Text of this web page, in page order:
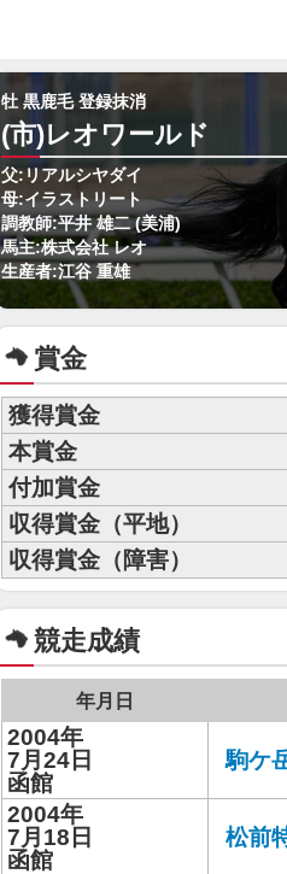
牡 黒鹿毛 登録抹消
(市)レオワールド
父:リアルシヤダイ
母:イラストリート
調教師:平井 雄二 (美浦)
馬主:株式会社 レオ
生産者:江谷 重雄
賞金
獲得賞金
本賞金
付加賞金
収得賞金（平地）
収得賞金（障害）
競走成績
年月日
2004年
7月24日
函館
駒ケ
2004年
7月18日
函館
松前